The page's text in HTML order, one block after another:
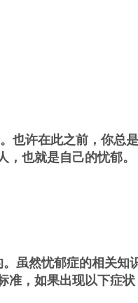
也许在此之前，你总
也就是自己的忧郁。
虽然忧郁症的相关知
准，如果出现以下症